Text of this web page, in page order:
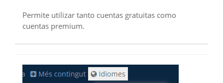
Permite utilizar tanto cuentas gratuitas como
cuentas premium.